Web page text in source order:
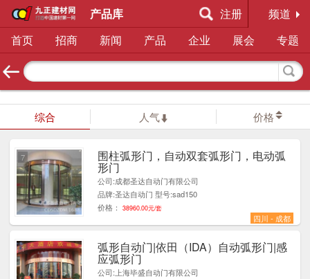
产品库 注册
频道
首页
招商 新闻 产品 企业 展会 专题
综合 人气 价格
围柱弧形门，自动双套弧形门，电动弧
形门
公司:成都圣达自动门有限公司
品牌:圣达自动门 型号:sad150
价格：
38960.00元/套
四川 - 成都
7
弧形自动门|依田（IDA）自动弧形门|感
应弧形门
公司:上海毕盛自动门有限公司
1